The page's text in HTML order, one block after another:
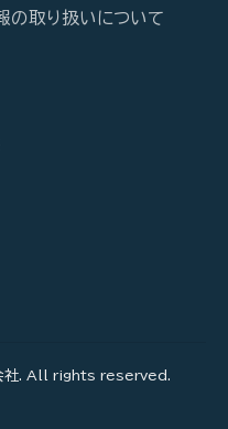
の取り扱いについて
社. All rights reserved.